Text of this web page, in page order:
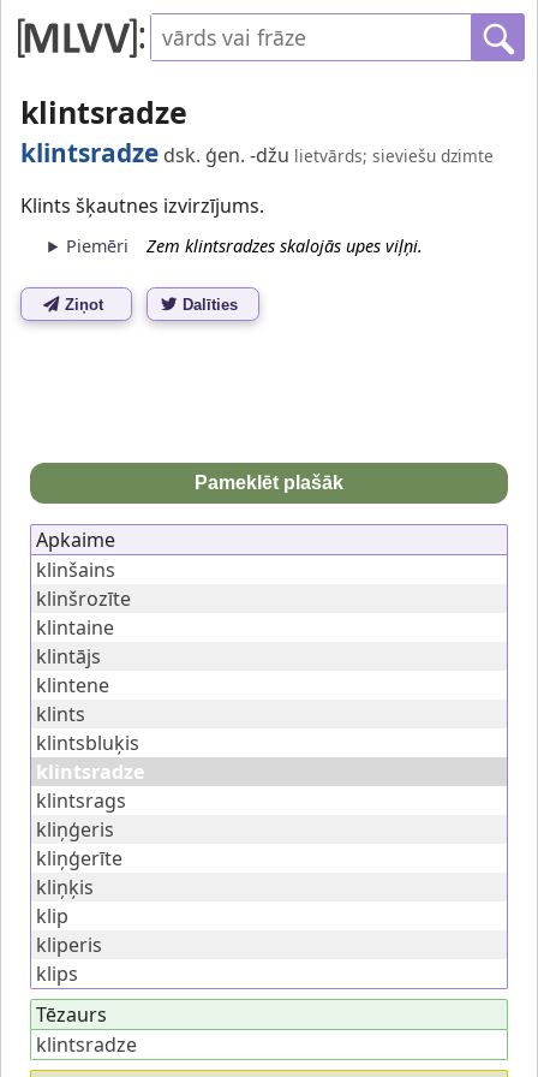
klintsradze
klintsradze dsk. ģen. -džu lietvārds; sieviešu dzimte
Klints šķautnes izvirzījums.
Piemēri Zem klintsradzes skalojās upes viļņi.
Ziņot Dalīties
Pameklēt plašāk
Apkaime
klinšains
klinšrozīte
klintaine
klintājs
klintene
klints
klintsbluķis
klintsradze
klintsrags
kliņģeris
kliņģerīte
kliņķis
klip
kliperis
klips
Tēzaurs
klintsradze